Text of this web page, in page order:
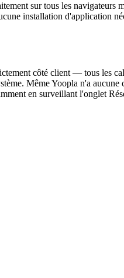
sur tous les
installation d'application
côté client — tous les
Même Yoopla n'a aucune
en surveillant l'onglet